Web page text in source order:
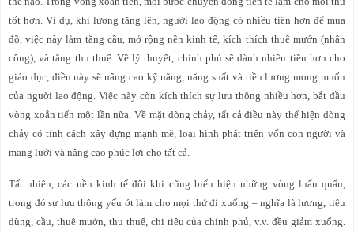
tốt hơn. Ví dụ, khi lương tăng lên, người lao động có nhiều tiền hơn để mua
đồ, việc này làm tăng cầu, mở rộng nền kinh tế, kích thích thuê mướn (nhân
công), và tăng thu thuế. Về lý thuyết, chính phủ sẽ dành nhiều tiền hơn cho
giáo dục, điều này sẽ nâng cao kỹ năng, năng suất và tiền lương mong muốn
của người lao động. Việc này còn kích thích sự lưu thông nhiều hơn, bắt đầu
vòng xoắn tiến một lần nữa. Về mặt dòng chảy, tất cả điều này thể hiện dòng
chảy có tính cách xây dựng mạnh mẽ, loại hình phát triển vốn con người và
mạng lưới và nâng cao phúc lợi cho tất cả.
Tất nhiên, các nền kinh tế đôi khi cũng biểu hiện những vòng luẩn quẩn,
trong đó sự lưu thông yếu ớt làm cho mọi thứ đi xuống – nghĩa là lương, tiêu
dùng, cầu, thuê mướn, thu thuế, chi tiêu của chính phủ, v.v. đều giảm xuống.